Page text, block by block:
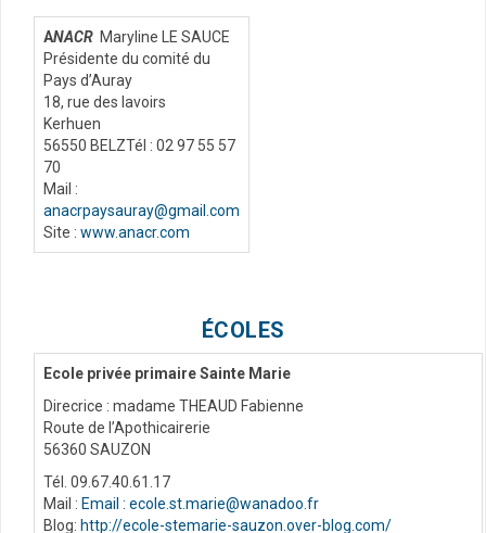
ANACR Maryline LE SAUCE
Présidente du comité du
Pays d’Auray
18, rue des lavoirs
Kerhuen
56550 BELZTél : 02 97 55 57
70
Mail :
anacrpaysauray@gmail.com
Site : www.anacr.com
ÉCOLES
Ecole privée primaire Sainte Marie
Direcrice : madame THEAUD Fabienne
Route de l’Apothicairerie
56360 SAUZON
Tél. 09.67.40.61.17
Mail : Email : ecole.st.marie@wanadoo.fr
Blog: http://ecole-stemarie-sauzon.over-blog.com/